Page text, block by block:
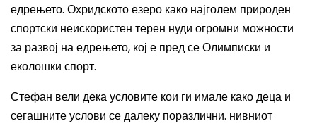
едрењето. Охридското езеро како најголем природен
спортски неискористен терен нуди огромни можности
за развој на едрењето, кој е пред се Олимписки и
еколошки спорт.
Стефан вели дека условите кои ги имале како деца и
сегашните услови се далеку поразлични. нивниот